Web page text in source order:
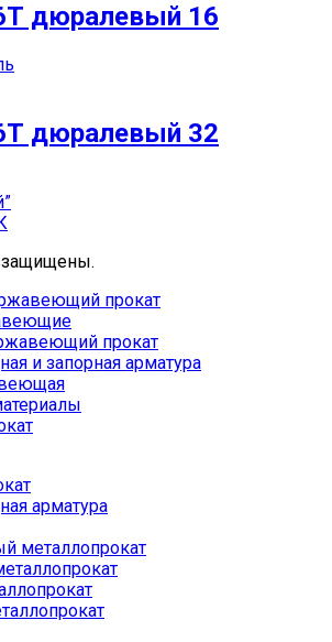
дюралевый 16
дюралевый 32
защищены.
прокат
прокат
и запорная арматура
арматура
металлопрокат